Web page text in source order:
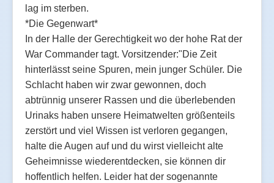
lag im sterben.
*Die Gegenwart*
In der Halle der Gerechtigkeit wo der hohe Rat der
War Commander tagt. Vorsitzender:"Die Zeit
hinterlässt seine Spuren, mein junger Schüler. Die
Schlacht haben wir zwar gewonnen, doch
abtrünnig unserer Rassen und die überlebenden
Urinaks haben unsere Heimatwelten größenteils
zerstört und viel Wissen ist verloren gegangen,
halte die Augen auf und du wirst vielleicht alte
Geheimnisse wiederentdecken, sie können dir
hoffentlich helfen. Leider hat der sogenannte